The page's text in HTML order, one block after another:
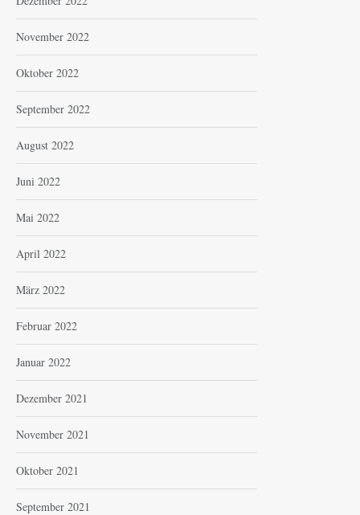
November 2022
Oktober 2022
September 2022
August 2022
Juni 2022
Mai 2022
April 2022
März 2022
Februar 2022
Januar 2022
Dezember 2021
November 2021
Oktober 2021
September 2021